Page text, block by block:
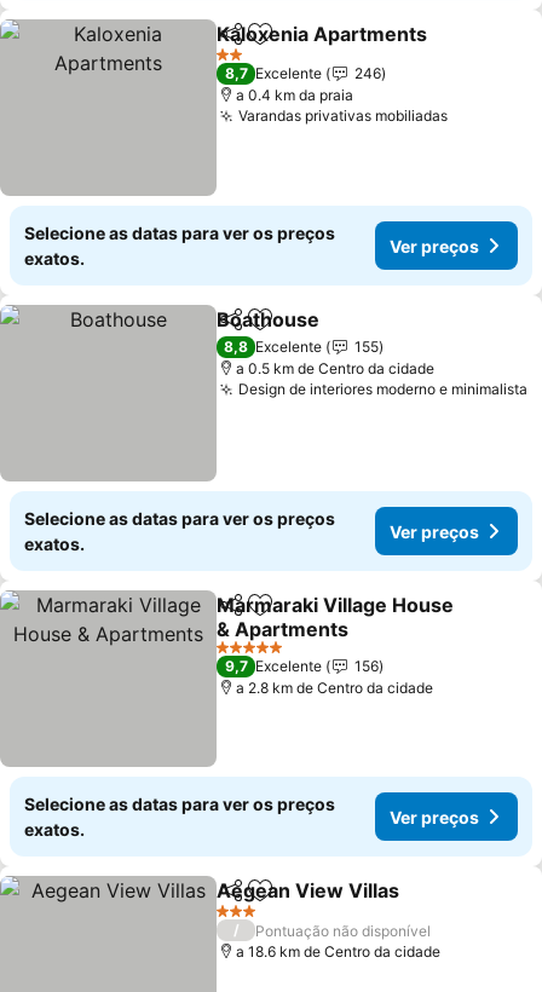
PartilharAdicionar aos favoritos
Kaloxenia Apartments
2 Estrelas
8,7 Excelente
246
a 0.4 km da praia
Varandas privativas mobiliadas
Selecione as datas para ver os preços
exatos.
Ver preços
PartilharAdicionar aos favoritos
Boathouse
8,8 Excelente
155
a 0.5 km de Centro da cidade
Design de interiores moderno e minimalista
Selecione as datas para ver os preços
exatos.
Ver preços
PartilharAdicionar aos favoritos
Marmaraki Village House
& Apartments
5 Estrelas
9,7 Excelente
156
a 2.8 km de Centro da cidade
Selecione as datas para ver os preços
exatos.
Ver preços
PartilharAdicionar aos favoritos
Aegean View Villas
3 Estrelas
/
Pontuação não disponível
a 18.6 km de Centro da cidade